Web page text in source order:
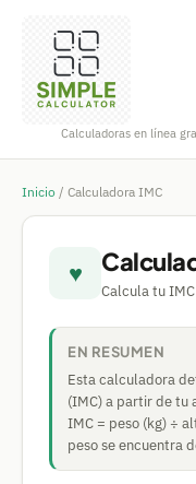
Calculadoras en línea
Inicio / Calculadora IMC
♥
Calcula tu
EN RESUMEN
Esta calculadora
(IMC) a partir de tu
IMC = peso (kg) ÷
peso se encuentra